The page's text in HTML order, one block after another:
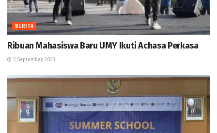
BERITA
Ribuan Mahasiswa Baru UMY Ikuti Achasa Perkasa
5 September, 2023